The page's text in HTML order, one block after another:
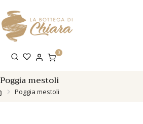
0
Poggia mestoli
Poggia mestoli